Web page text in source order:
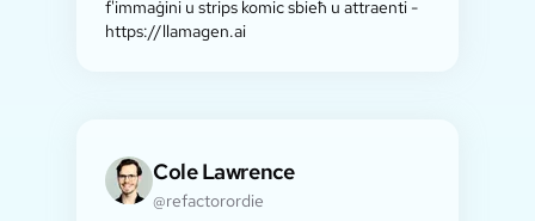
f'immaġini u strips komic sbieħ u attraenti -
https://llamagen.ai
Cole Lawrence
@refactorordie